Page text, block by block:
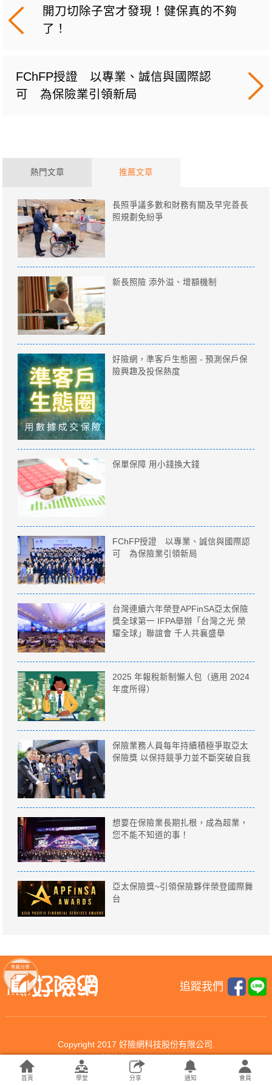
開刀切除子宮才發現！健保真的不夠
了！
FChFP授證 以專業、誠信與國際認
可 為保險業引領新局
熱門文章 推薦文章
長照爭議多數和財務有關及早完善長
照規劃免紛爭
新長照險 添外溢、增額機制
好險網，準客戶生態圈 - 預測保戶保
險興趣及投保熱度
保單保障 用小錢換大錢
FChFP授證 以專業、誠信與國際認
可 為保險業引領新局
台灣連續六年榮登APFinSA亞太保險
獎全球第一 IFPA舉辦「台灣之光 榮
耀全球」聯誼會 千人共襄盛舉
2025 年報稅新制懶人包（適用 2024
年度所得）
保險業務人員每年持續積極爭取亞太
保險獎 以保持競爭力並不斷突破自我
想要在保險業長期扎根，成為超業，
您不能不知道的事！
亞太保險獎~引領保險夥伴榮登國際舞
台
追蹤我們
Copyright 2017 好險網科技股份有限公司.
All rights reserved.